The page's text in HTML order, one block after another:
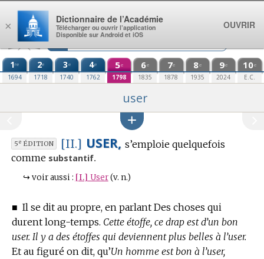
Aller au contenu
1re
1694
2e
1718
3e
1740
4e
1762
5e
1798
6e
1835
7e
1878
8e
1935
9e
2024
10e
E.C.
user
5eÉDITION [II.] USER, s’emploie quelquefois
comme substantif.
↪ voir aussi : [I.] User (v. n.)
■ Il se dit au propre, en parlant Des choses qui
durent long-temps. Cette étoffe, ce drap est d’un bon
user. Il y a des étoffes qui deviennent plus belles à l’user.
Et au figuré on dit, qu’Un homme est bon à l’user,
×
Dictionnaire de l’Académie
Télécharger ou ouvrir l’application
Disponible sur Android et iOS
OUVRIR